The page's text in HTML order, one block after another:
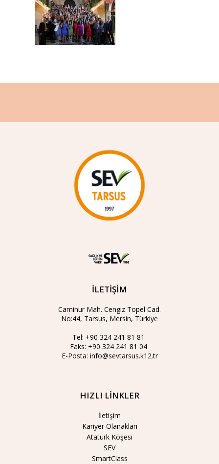
İLETİŞİM
Caminur Mah. Cengiz Topel Cad.
No:44, Tarsus, Mersin, Türkiye
Tel: +90 324 241 81 81
Faks: +90 324 241 81 04
E-Posta: info@sevtarsus.k12.tr
HIZLI LİNKLER
İletişim
Kariyer Olanakları
Atatürk Köşesi
SEV
SmartClass